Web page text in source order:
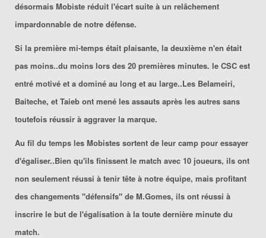
désormais Mobiste réduit l'écart suite à un relâchement
impardonnable de notre défense.
Si la première mi-temps était plaisante, la deuxième n'en était
pas moins..du moins lors des 20 premières minutes. le CSC est
entré motivé et a dominé au long et au large..Les Belameiri,
Baiteche, et Taieb ont mené les assauts après les autres sans
toutefois réussir à aggraver la marque.
Au fil du temps les Mobistes sortent de leur camp pour essayer
d'égaliser..Bien qu'ils finissent le match avec 10 joueurs, ils ont
non seulement réussi à tenir tête à notre équipe, mais profitant
des changements "défensifs" de M.Gomes, ils ont réussi à
inscrire le but de l'égalisation à la toute dernière minute du
match.